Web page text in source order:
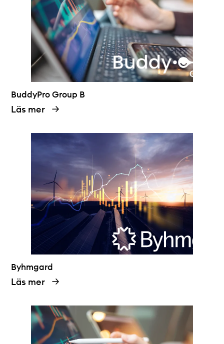
BuddyPro Group B
Läs mer
Byhmgard
Läs mer